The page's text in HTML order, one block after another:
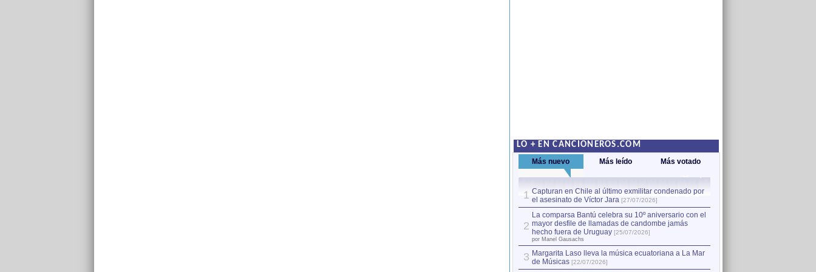
LO + EN CANCIONEROS.COM
Más nuevo Más leído Más votado
1 Capturan en Chile al último exmilitar condenado por
el asesinato de Víctor Jara [27/07/2026]
2
La comparsa Bantú celebra su 10º aniversario con el
mayor desfile de llamadas de candombe jamás
hecho fuera de Uruguay [25/07/2026]
por Manel Gausachs
3 Margarita Laso lleva la música ecuatoriana a La Mar
de Músicas [22/07/2026]